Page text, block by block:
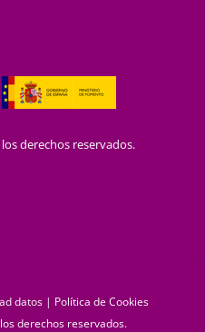
derechos reservados.
datos | Política de Cookies
derechos reservados.